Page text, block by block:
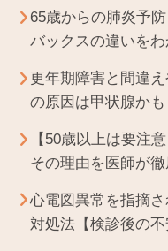
65歳からの肺炎予
バックスの違いを
更年期障害と間違
の原因は甲状腺か
【50歳以上は要注
その理由を医師が
心電図異常を指摘
対処法【検診後の不